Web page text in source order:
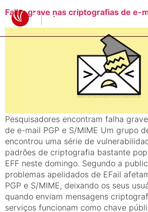
Falha grave nas criptografias de e-
Pesquisadores encontram falha
de e-mail PGP e S/MIME Um grupo
encontrou uma série de
padrões de criptografia bastante
EFF neste domingo. Segundo a
problemas apelidados de EFail
PGP e S/MIME, deixando os seus
quando enviam mensagens
serviços funcionam como chave